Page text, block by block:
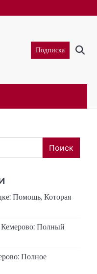
Подписка
Поиск
Помощь, Которая
Кемерово: Полный
Полное